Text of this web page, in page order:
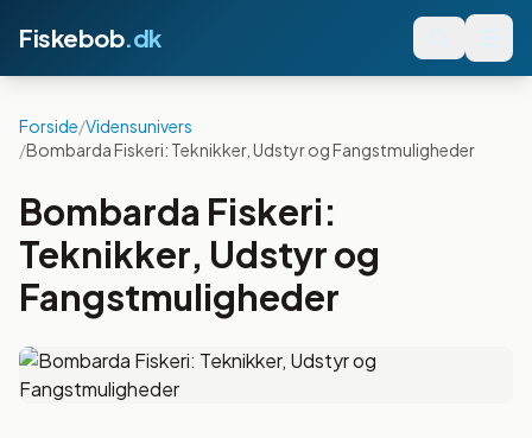
Fiskebob.dk
Forside/Vidensunivers
/Bombarda Fiskeri: Teknikker, Udstyr og Fangstmuligheder
Bombarda Fiskeri:
Teknikker, Udstyr og
Fangstmuligheder